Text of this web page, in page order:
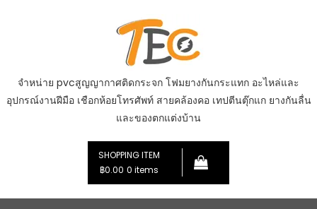
จำหน่าย pvcสูญญากาศติดกระจก โฟมยางกันกระแทก อะไหล่และ
อุปกรณ์งานฝีมือ เชือกห้อยโทรศัพท์ สายคล้องคอ เทปตีนตุ๊กแก ยางกันลื่น
และของตกแต่งบ้าน
SHOPPING ITEM
฿0.00 0 items